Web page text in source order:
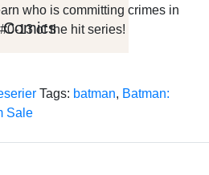
Comics
who is committing crimes in
13 of the hit series!
Tags: batman, Batman:
Sale